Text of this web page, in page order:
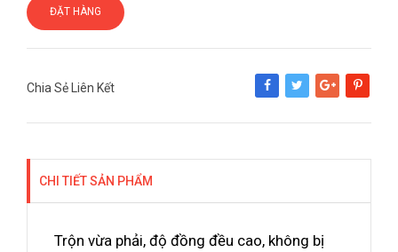
ĐẶT HÀNG
Chia Sẻ Liên Kết
Share Tweet Google+Pinterest
CHI TIẾT SẢN PHẨM
Trộn vừa phải, độ đồng đều cao, không bị